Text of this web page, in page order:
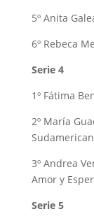
5º Anita
6º Rebeca
Serie 4
1º Fátima
2º María
3º Andrea
Amor y
Serie 5